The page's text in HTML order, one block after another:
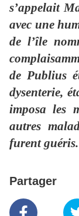
s’appelait
avec une
de l’île
de Publius
dysenterie,
imposa les
autres
furent
Partager